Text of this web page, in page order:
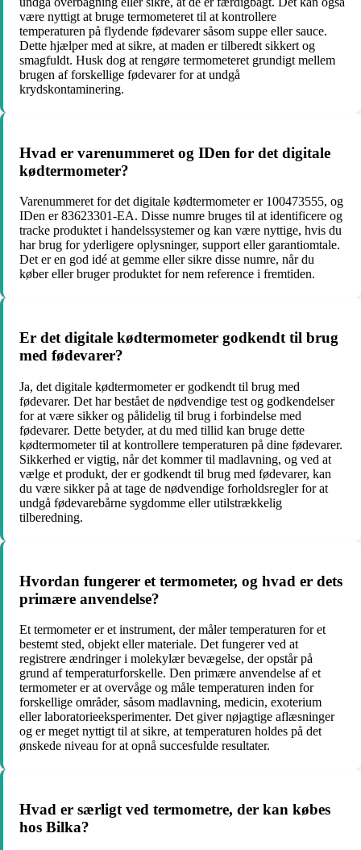
være nyttigt at bruge termometeret til at kontrollere
temperaturen på flydende fødevarer såsom suppe eller sauce.
Dette hjælper med at sikre, at maden er tilberedt sikkert og
smagfuldt. Husk dog at rengøre termometeret grundigt mellem
brugen af ​​forskellige fødevarer for at undgå
krydskontaminering.
Hvad er varenummeret og IDen for det digitale
kødtermometer?
Varenummeret for det digitale kødtermometer er 100473555, og
IDen er 83623301-EA. Disse numre bruges til at identificere og
tracke produktet i handelssystemer og kan være nyttige, hvis du
har brug for yderligere oplysninger, support eller garantiomtale.
Det er en god idé at gemme eller sikre disse numre, når du
køber eller bruger produktet for nem reference i fremtiden.
Er det digitale kødtermometer godkendt til brug
med fødevarer?
Ja, det digitale kødtermometer er godkendt til brug med
fødevarer. Det har bestået de nødvendige test og godkendelser
for at være sikker og pålidelig til brug i forbindelse med
fødevarer. Dette betyder, at du med tillid kan bruge dette
kødtermometer til at kontrollere temperaturen på dine fødevarer.
Sikkerhed er vigtig, når det kommer til madlavning, og ved at
vælge et produkt, der er godkendt til brug med fødevarer, kan
du være sikker på at tage de nødvendige forholdsregler for at
undgå fødevarebårne sygdomme eller utilstrækkelig
tilberedning.
Hvordan fungerer et termometer, og hvad er dets
primære anvendelse?
Et termometer er et instrument, der måler temperaturen for et
bestemt sted, objekt eller materiale. Det fungerer ved at
registrere ændringer i molekylær bevægelse, der opstår på
grund af temperaturforskelle. Den primære anvendelse af et
termometer er at overvåge og måle temperaturen inden for
forskellige områder, såsom madlavning, medicin, exoterium
eller laboratorieeksperimenter. Det giver nøjagtige aflæsninger
og er meget nyttigt til at sikre, at temperaturen holdes på det
ønskede niveau for at opnå succesfulde resultater.
Hvad er særligt ved termometre, der kan købes
hos Bilka?